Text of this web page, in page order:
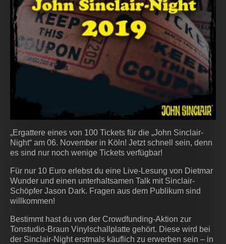
„Ergattere eines von 100 Tickets für die „John Sinclair-
Night“ am 06. November in Köln! Jetzt schnell sein, denn
es sind nur noch wenige Tickets verfügbar!
Für nur 10 Euro erlebst du eine Live-Lesung von Dietmar
Wunder und einen unterhaltsamen Talk mit Sinclair-
Schöpfer Jason Dark. Fragen aus dem Publikum sind
willkommen!
Bestimmt hast du von der Crowdfunding-Aktion zur
Tonstudio-Braun Vinylschal lplatte gehört. Diese wird bei
der Sinclair-Night erstmals käuflich zu erwerben sein – in